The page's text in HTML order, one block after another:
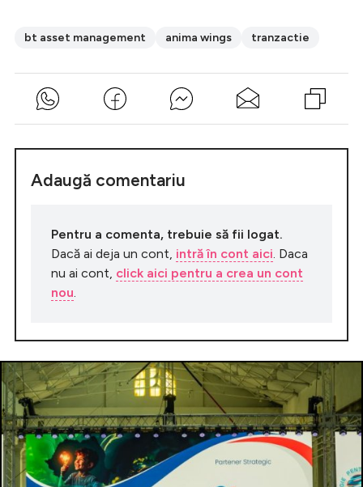
bt asset management anima wings tranzactie
Adaugă comentariu
Pentru a comenta, trebuie să fii logat.
Dacă ai deja un cont, intră în cont aici . Daca
nu ai cont, click aici pentru a crea un cont
nou